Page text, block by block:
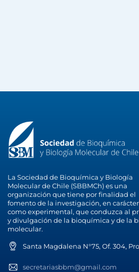
La Sociedad de Bioquímica y Biología
Molecular de Chile (SBBMCh) es una
organización que tiene por finalidad el
fomento de la investigación, en
como experimental, que conduzca al
y divulgación de la bioquímica y de la
molecular.
Santa Magdalena N°75, Of. 304,
secretariasbbm@gmail.com